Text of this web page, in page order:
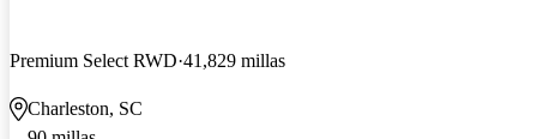
Premium Select RWD 41,829 millas
Charleston, SC